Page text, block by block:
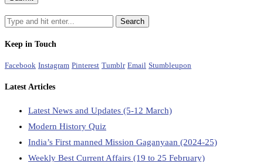
Keep in Touch
Facebook Instagram Pinterest Tumblr Email Stumbleupon
Latest Articles
Latest News and Updates (5-12 March)
Modern History Quiz
India’s First manned Mission Gaganyaan (2024-25)
Weekly Best Current Affairs (19 to 25 February)